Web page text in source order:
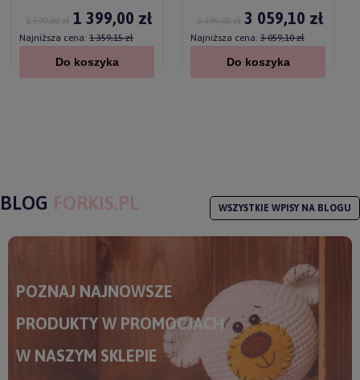
1 399,00 zł
1 599,00 zł
Najniższa cena: 1 359,15 zł
Do koszyka
3 059,10 zł
3 399,00 zł
Najniższa cena: 3 059,10 zł
Do koszyka
BLOG FORKIS.PL WSZYSTKIE WPISY NA BLOGU
POZNAJ NAJNOWSZE
PRODUKTY W PROMOCJACH
W NASZYM SKLEPIE